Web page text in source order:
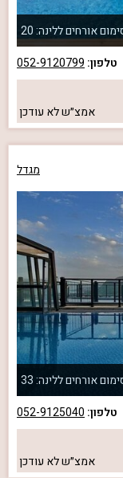
אורחים ללינה: 20
טלפון: 052-9120799
אמצ״שלא עודכן
מגדל
אורחים ללינה: 33
טלפון: 052-9125040
אמצ״שלא עודכן